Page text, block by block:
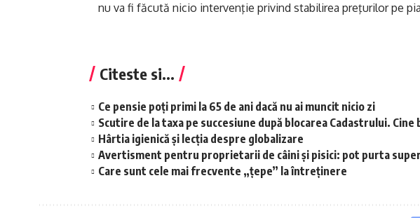
nu va fi făcută nicio intervenţie privind stabilirea preţurilor pe
Citeste si...
Ce pensie poți primi la 65 de ani dacă nu ai muncit nicio zi
Scutire de la taxa pe succesiune după blocarea Cadastrului.
Hârtia igienică și lecția despre globalizare
Avertisment pentru proprietarii de câini și pisici: pot purta
Care sunt cele mai frecvente „țepe” la întreținere